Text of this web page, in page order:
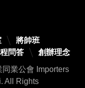
將帥班
問答
創辦理念
業公會 Importers
All Rights